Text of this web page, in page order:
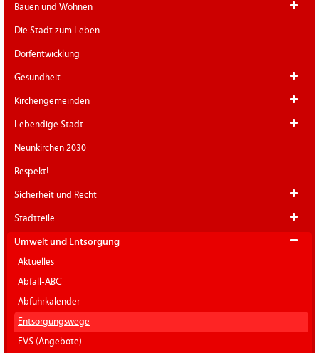
Bauen und Wohnen
Die Stadt zum Leben
Dorfentwicklung
Gesundheit
Kirchengemeinden
Lebendige Stadt
Neunkirchen 2030
Respekt!
Sicherheit und Recht
Stadtteile
Umwelt und Entsorgung
Aktuelles
Abfall-ABC
Abfuhrkalender
Entsorgungswege
EVS (Angebote)